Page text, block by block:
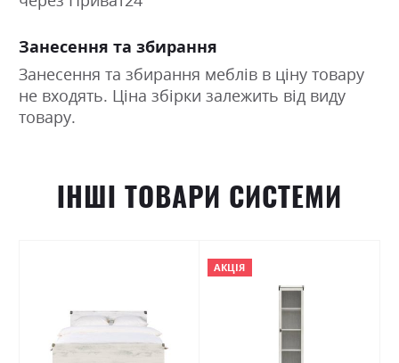
Занесення та збирання
Занесення та збирання меблів в ціну товару
не входять. Ціна збірки залежить від виду
товару.
ІНШІ ТОВАРИ СИСТЕМИ
АКЦІЯ